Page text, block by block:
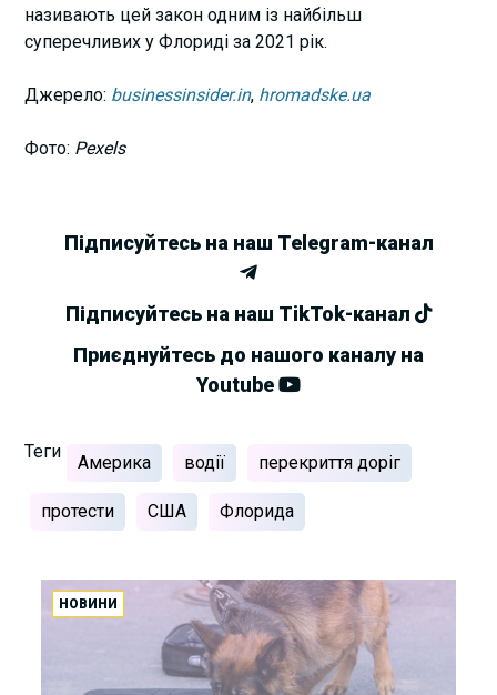
називають цей закон одним із найбільш
суперечливих у Флориді за 2021 рік.
Джерело: businessinsider.in, hromadske.ua
Фото: Pexels
Підписуйтесь на наш Telegram-канал
Підписуйтесь на наш TikTok-канал
Приєднуйтесь до нашого каналу на
Youtube
Теги
Америка водії перекриття доріг
протести США Флорида
НОВИНИ